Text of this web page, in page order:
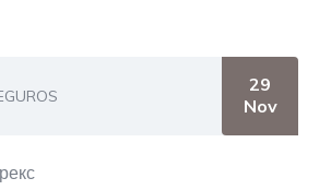
29
Nov